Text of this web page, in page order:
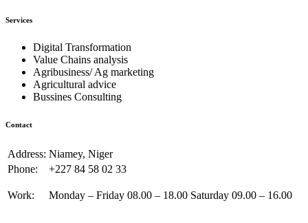
Services
Digital Transformation
Value Chains analysis
Agribusiness/ Ag marketing
Agricultural advice
Bussines Consulting
Contact
Address: Niamey, Niger
Phone:
+227 84 58 02 33
Work: Monday – Friday 08.00 – 18.00 Saturday 09.00 – 16.00